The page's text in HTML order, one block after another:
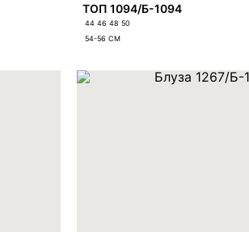
ТОП 1094/Б-1094
44 46 48 50
54-56 СМ